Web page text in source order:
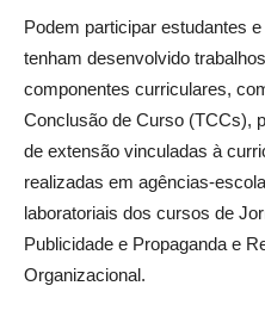
Podem participar estudantes
tenham desenvolvido
componentes curriculares,
Conclusão de Curso (TCCs),
de extensão vinculadas à
realizadas em agências-
laboratoriais dos cursos de
Publicidade e Propaganda e
Organizacional.